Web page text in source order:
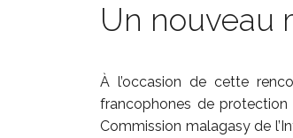
Un nouveau
À l’occasion de cette
francophones de protection
Commission malagasy de